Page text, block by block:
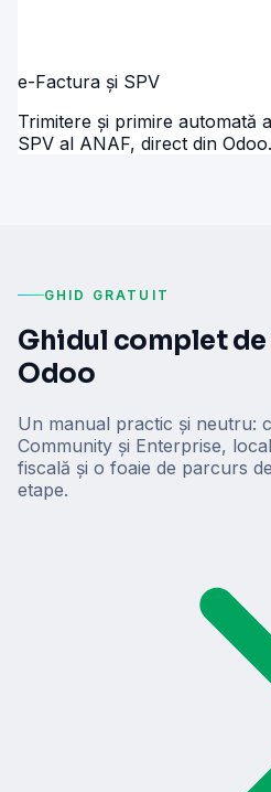
e-Factura și SPV
Trimitere și primire automată
SPV al ANAF, direct din Odoo.
GHID GRATUIT
Ghidul complet
Odoo
Un manual practic și neutru:
Community și Enterprise,
fiscală și o foaie de parcurs
etape.